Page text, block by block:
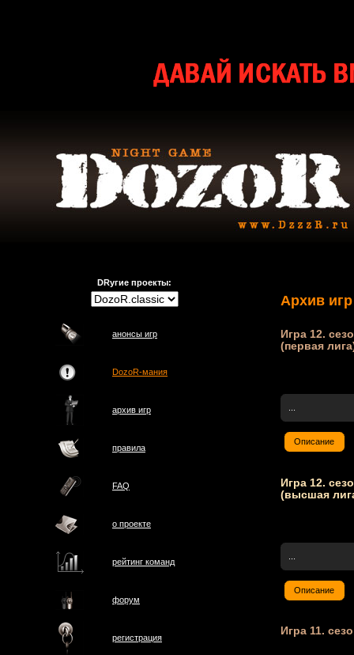
DRугие проекты:
анонсы игр
DozoR-мания
архив игр
правила
FAQ
о проектe
рейтинг команд
форум
регистрация
Архив игр
Игра 12.
(первая
Описание
Игра 12.
(высшая
Описание
Игра 11.